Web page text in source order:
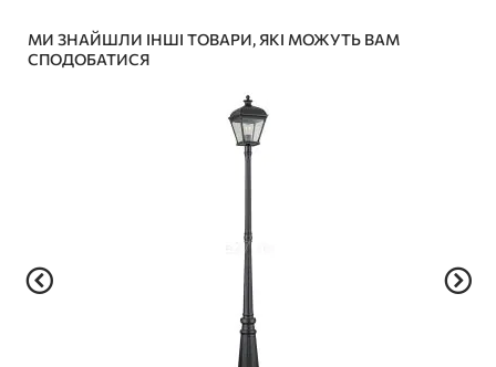
МИ ЗНАЙШЛИ ІНШІ ТОВАРИ, ЯКІ МОЖУТЬ ВАМ
СПОДОБАТИСЯ